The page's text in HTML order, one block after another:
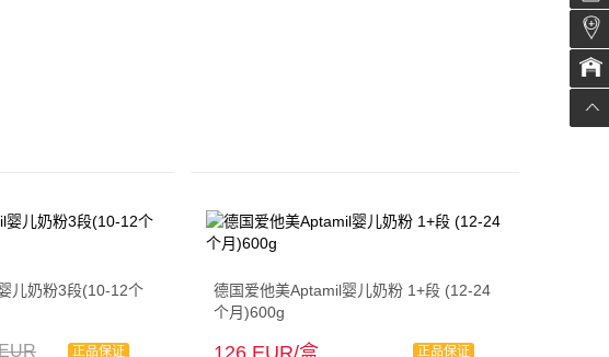
运
仓库
返
儿奶粉3段(10-12个
正品保证
德国爱他美Aptamil婴儿奶粉 1+段 (12-24
个月)600g
126 EUR/盒 正品保证